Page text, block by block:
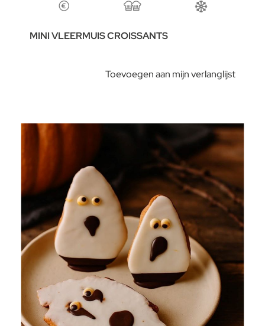
MINI VLEERMUIS CROISSANTS
Toevoegen aan mijn verlanglijst